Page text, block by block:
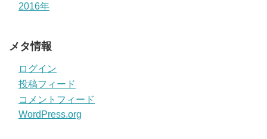
2016年
メタ情報
ログイン
投稿フィード
コメントフィード
WordPress.org